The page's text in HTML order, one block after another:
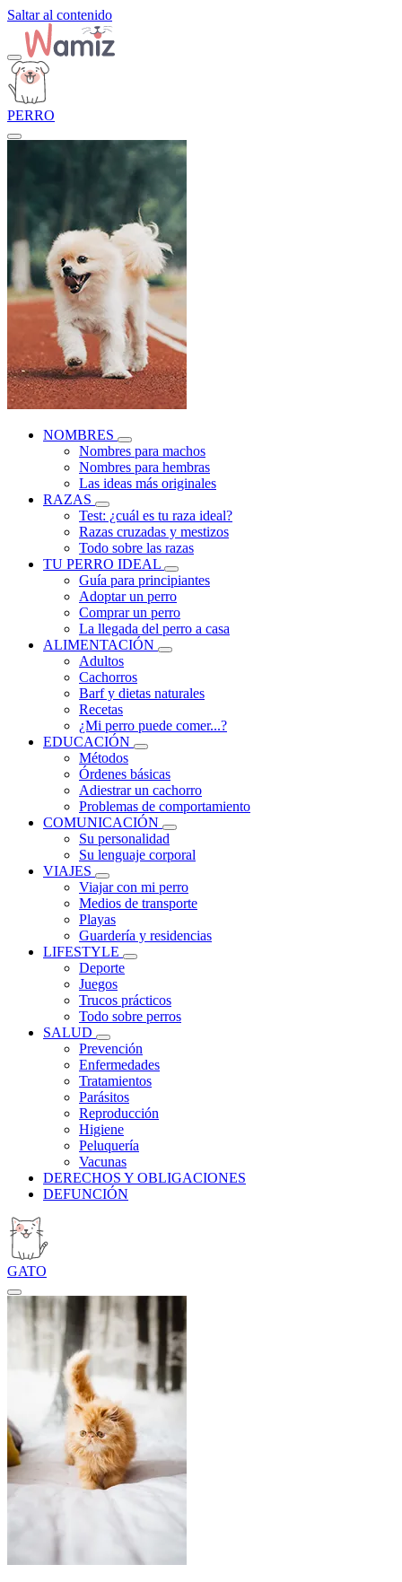
Saltar al contenido
PERRO
NOMBRES
Nombres para machos
Nombres para hembras
Las ideas más originales
RAZAS
Test: ¿cuál es tu raza ideal?
Razas cruzadas y mestizos
Todo sobre las razas
TU PERRO IDEAL
Guía para principiantes
Adoptar un perro
Comprar un perro
La llegada del perro a casa
ALIMENTACIÓN
Adultos
Cachorros
Barf y dietas naturales
Recetas
¿Mi perro puede comer...?
EDUCACIÓN
Métodos
Órdenes básicas
Adiestrar un cachorro
Problemas de comportamiento
COMUNICACIÓN
Su personalidad
Su lenguaje corporal
VIAJES
Viajar con mi perro
Medios de transporte
Playas
Guardería y residencias
LIFESTYLE
Deporte
Juegos
Trucos prácticos
Todo sobre perros
SALUD
Prevención
Enfermedades
Tratamientos
Parásitos
Reproducción
Higiene
Peluquería
Vacunas
DERECHOS Y OBLIGACIONES
DEFUNCIÓN
GATO